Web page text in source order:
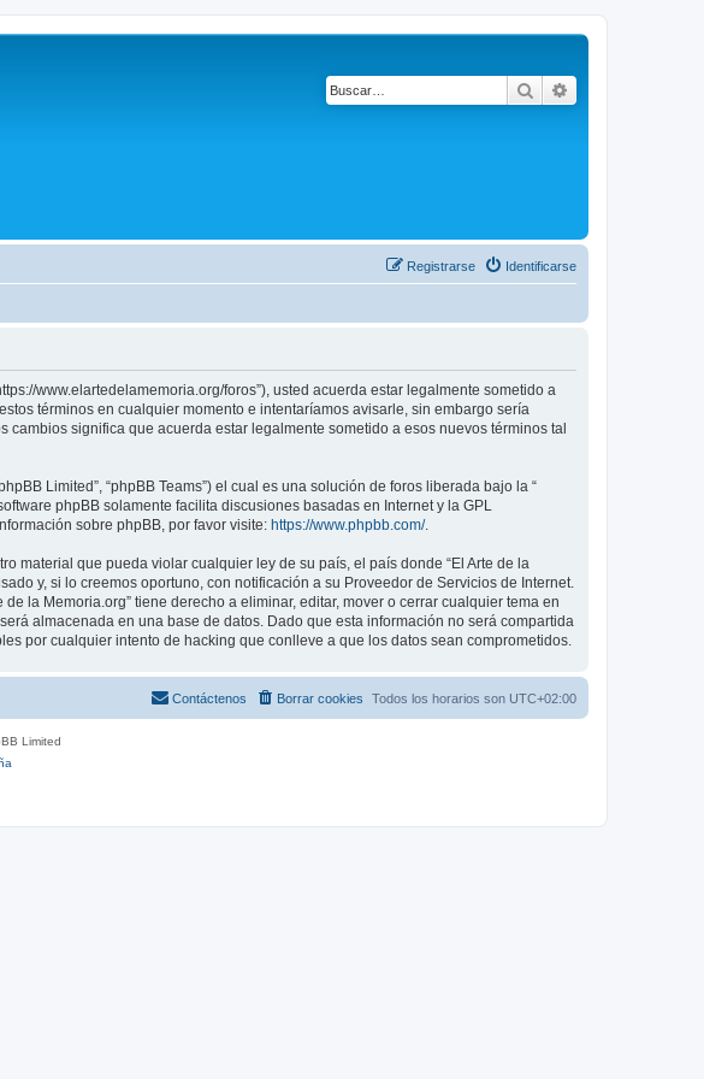
Buscar
Identificarse
Registrarse
www.elartedelamemoria.org/foros”), usted acuerda estar legalmente sometido a
términos en cualquier momento e intentaríamos avisarle, sin embargo sería
significa que acuerda estar legalmente sometido a esos nuevos términos tal
Limited”, “phpBB Teams”) el cual es una solución de foros liberada bajo la “
phpBB solamente facilita discusiones basadas en Internet y la GPL
sobre phpBB, por favor visite: https://www.phpbb.com/.
material que pueda violar cualquier ley de su país, el país donde “El Arte de la
y, si lo creemos oportuno, con notificación a su Proveedor de Servicios de Internet.
la Memoria.org” tiene derecho a eliminar, editar, mover o cerrar cualquier tema en
almacenada en una base de datos. Dado que esta información no será compartida
por cualquier intento de hacking que conlleve a que los datos sean comprometidos.
Todos los horarios son UTC+02:00
Borrar cookies
Contáctenos
Limited